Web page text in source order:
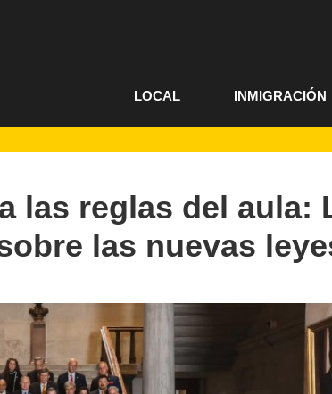
LOCAL INMIGRACIÓN
las reglas del aula:
las nuevas